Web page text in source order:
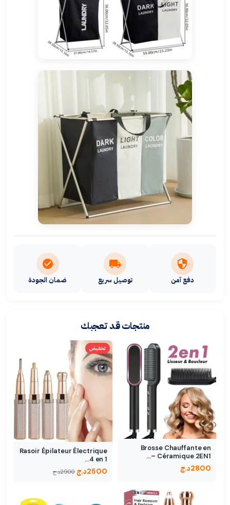
دفع آمن توصيل سريع ضمان الجودة
منتجات قد تعجبك
Brosse Chauffante en
Céramique 2EN1 –…
2800د.ج
تخفيض
Rasoir Épilateur Électrique
4 en 1…
2500د.ج 2900د.ج